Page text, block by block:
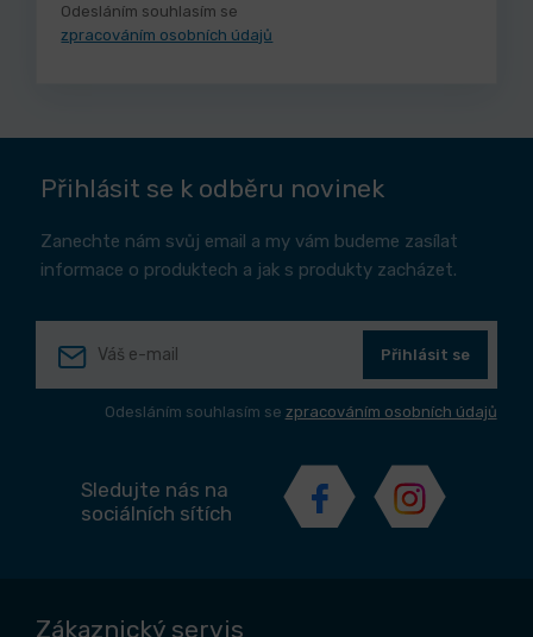
Odesláním souhlasím se
zpracováním osobních údajů
Přihlásit se k odběru novinek
Zanechte nám svůj email a my vám budeme zasílat
informace o produktech a jak s produkty zacházet.
Přihlásit se
Odesláním souhlasím se zpracováním osobních údajů
Sledujte nás na
sociálních sítích
Zákaznický servis